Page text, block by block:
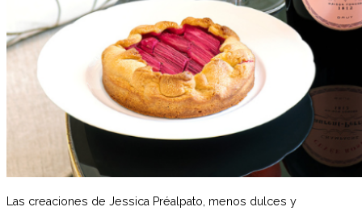
Las creaciones de Jessica Préalpato, menos dulces y